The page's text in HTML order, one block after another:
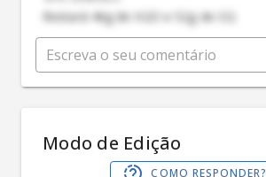
Restará 46g de H2O e 52g de O2.
Modo de Edição
COMO RESPONDER?